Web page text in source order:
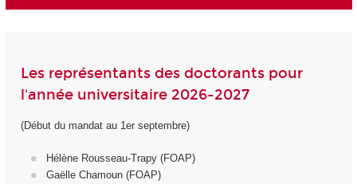
Les représentants des doctorants pour
l'année universitaire 2026-2027
(Début du mandat au 1er septembre)
Hélène Rousseau-Trapy (FOAP)
Gaëlle Chamoun (FOAP)